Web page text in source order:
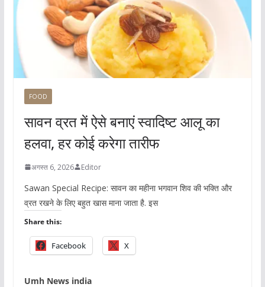
FOOD
सावन व्रत में ऐसे बनाएं स्वादिष्ट आलू का
हलवा, हर कोई करेगा तारीफ
अगस्त 6, 2026 Editor
Sawan Special Recipe: सावन का महीना भगवान शिव की भक्ति और
व्रत रखने के लिए बहुत खास माना जाता है. इस
Share this:
Facebook X
Umh News india